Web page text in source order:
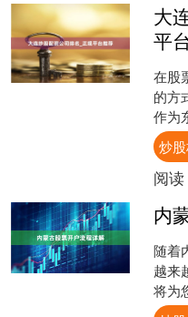
大
平
在股
的方
作为
司数
资者
炒
阅读
内
随着
越来
将为
程，